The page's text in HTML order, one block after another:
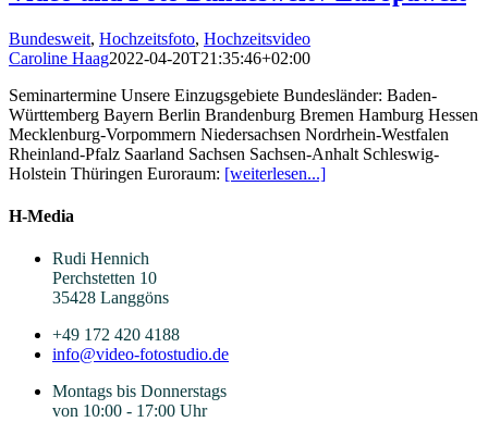
Bundesweit, Hochzeitsfoto, Hochzeitsvideo
Caroline Haag2022-04-20T21:35:46+02:00
Seminartermine Unsere Einzugsgebiete Bundesländer: Baden-
Württemberg Bayern Berlin Brandenburg Bremen Hamburg Hessen
Mecklenburg-Vorpommern Niedersachsen Nordrhein-Westfalen
Rheinland-Pfalz Saarland Sachsen Sachsen-Anhalt Schleswig-
Holstein Thüringen Euroraum: [weiterlesen...]
H-Media
Rudi Hennich
Perchstetten 10
35428 Langgöns
+49 172 420 4188
info@video-fotostudio.de
Montags bis Donnerstags
von 10:00 - 17:00 Uhr